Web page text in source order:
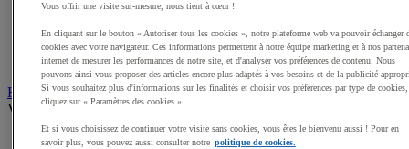
Filets, cercles de Basket pour paniers
Panneaux de Basket
Accessoires terrain de Basket
Paniers de Basket, buts de Basket
Handball
Voir tous les produits
Ballons de Handball
Vous offrir une visite sur-mesure, nous tient à cœur !
En cliquant sur le bouton « Autoriser tous les cookies », notre plateforme web va pouvoir échanger
cookies avec votre navigateur. Ces informations permettent à notre équipe marketing et à nos
internet de mesurer les performances de notre site, et d'analyser vos préférences de contenu. Nous
pouvons ainsi vous proposer des articles encore plus adaptés à vos besoins et de la publicité
Si vous souhaitez plus d'informations sur les finalités et choisir vos préférences par type de cookies,
cliquez sur « Paramètres des cookies ».
Et si vous choisissez de continuer votre visite sans cookies, vous êtes le bienvenu aussi ! Pour en
savoir plus, vous pouvez aussi consulter notre politique de cookies.